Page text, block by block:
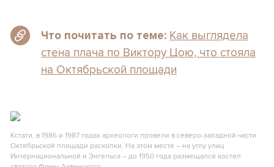
Что почитать по теме: Как выглядела
стена плача по Виктору Цою, что стояла
на Октябрьской площади
Кстати, в 1986 и 1987 годах археологи провели в северо-западной части
Октябрьской площади раскопки. На этом месте – на углу улиц
Интернациональной и Энгельса – до 1950 года размещался костел